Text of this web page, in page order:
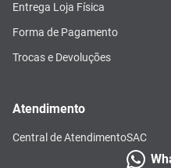
Entrega Loja Física
Forma de Pagamento
Trocas e Devoluções
Atendimento
Central de AtendimentoSAC